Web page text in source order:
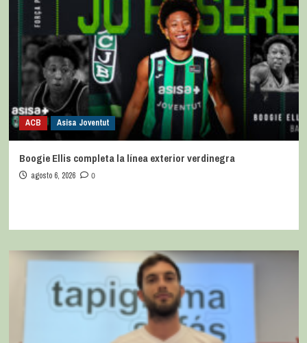
ACB Asisa Joventut
Boogie Ellis completa la línea exterior verdinegra
agosto 6, 2026 0